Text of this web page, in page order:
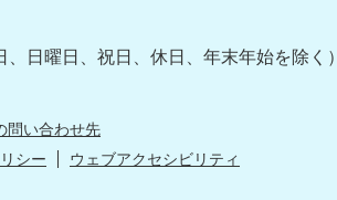
、日曜日、祝日、休日、年末年始を除く）
問い合わせ先
シー ウェブアクセシビリティ